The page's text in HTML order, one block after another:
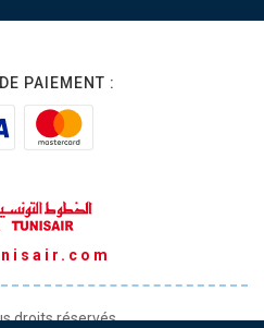
PAIEMENT :
droits réservés